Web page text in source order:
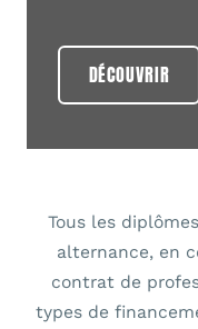
DÉCOUVRIR
Tous les
alternance, en
contrat de
types de